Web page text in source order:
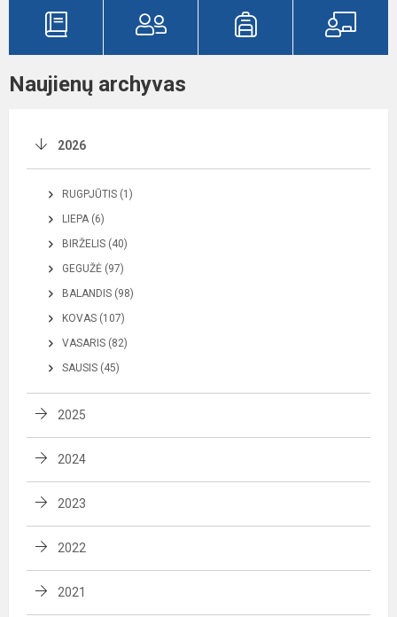
Naujienų archyvas
2026
RUGPJŪTIS (1)
LIEPA (6)
BIRŽELIS (40)
GEGUŽĖ (97)
BALANDIS (98)
KOVAS (107)
VASARIS (82)
SAUSIS (45)
2025
2024
2023
2022
2021